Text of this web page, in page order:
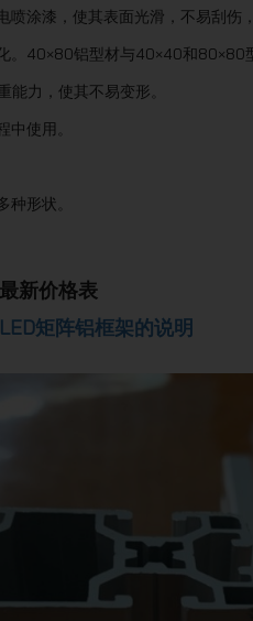
涂漆，使其表面光滑，不易刮伤
。40×80铝型材与40×40和80×80
力，使其不易变形。
使用。
形状。
新价格表
矩阵铝框架的说明